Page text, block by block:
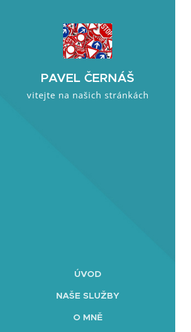
PAVEL ČERNÁŠ
vitejte na našich stránkách
ÚVOD
NAŠE SLUŽBY
O MNĚ